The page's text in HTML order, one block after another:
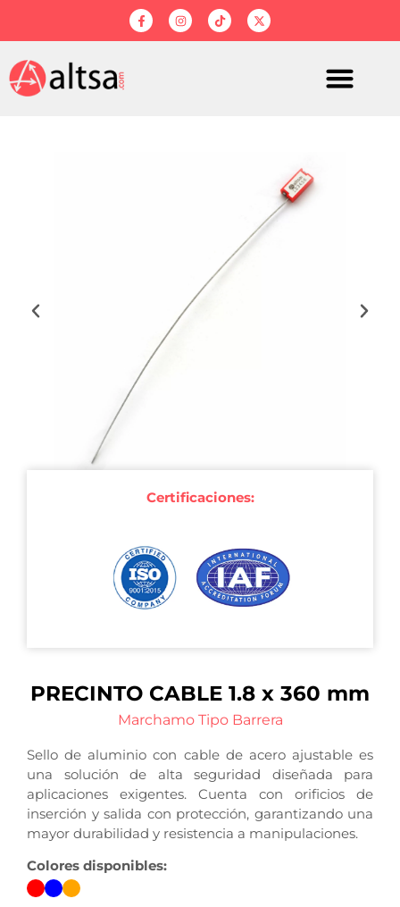
Certificaciones:
PRECINTO CABLE 1.8 x 360 mm
Marchamo Tipo Barrera
Sello de aluminio con cable de acero ajustable es
una solución de alta seguridad diseñada para
aplicaciones exigentes. Cuenta con orificios de
inserción y salida con protección, garantizando una
mayor durabilidad y resistencia a manipulaciones.
Colores disponibles: